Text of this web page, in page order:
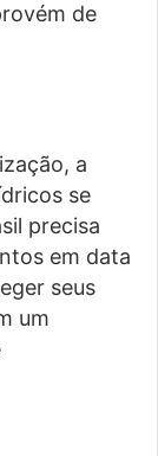
de
a
se
precisa
em data
seus
um